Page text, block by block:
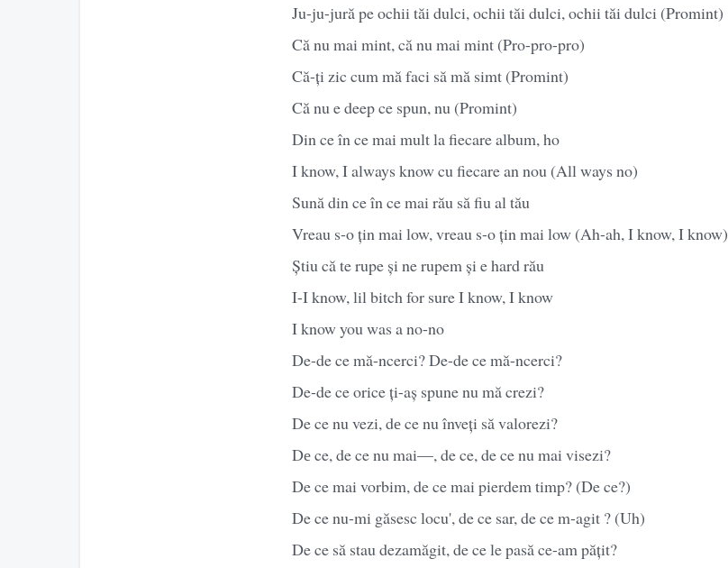
Ju-ju-jură pe ochii tăi dulci, ochii tăi dulci, ochii tăi dulci (Promint)
Că nu mai mint, că nu mai mint (Pro-pro-pro)
Că-ți zic cum mă faci să mă simt (Promint)
Că nu e deep ce spun, nu (Promint)
Din ce în ce mai mult la fiecare album, ho
I know, I always know cu fiecare an nou (All ways no)
Sună din ce în ce mai rău să fiu al tău
Vreau s-o țin mai low, vreau s-o țin mai low (Ah-ah, I know, I know)
Știu că te rupe și ne rupem și e hard rău
I-I know, lil bitch for sure I know, I know
I know you was a no-no
De-de ce mă-ncerci? De-de ce mă-ncerci?
De-de ce orice ți-aș spune nu mă crezi?
De ce nu vezi, dе ce nu înveți să valorezi?
Dе ce, de ce nu mai—, de ce, de ce nu mai visezi?
De ce mai vorbim, de ce mai pierdem timp? (De ce?)
De ce nu-mi găsesc locu', de ce sar, de ce m-agit ? (Uh)
De ce să stau dezamăgit, de ce le pasă ce-am pățit?